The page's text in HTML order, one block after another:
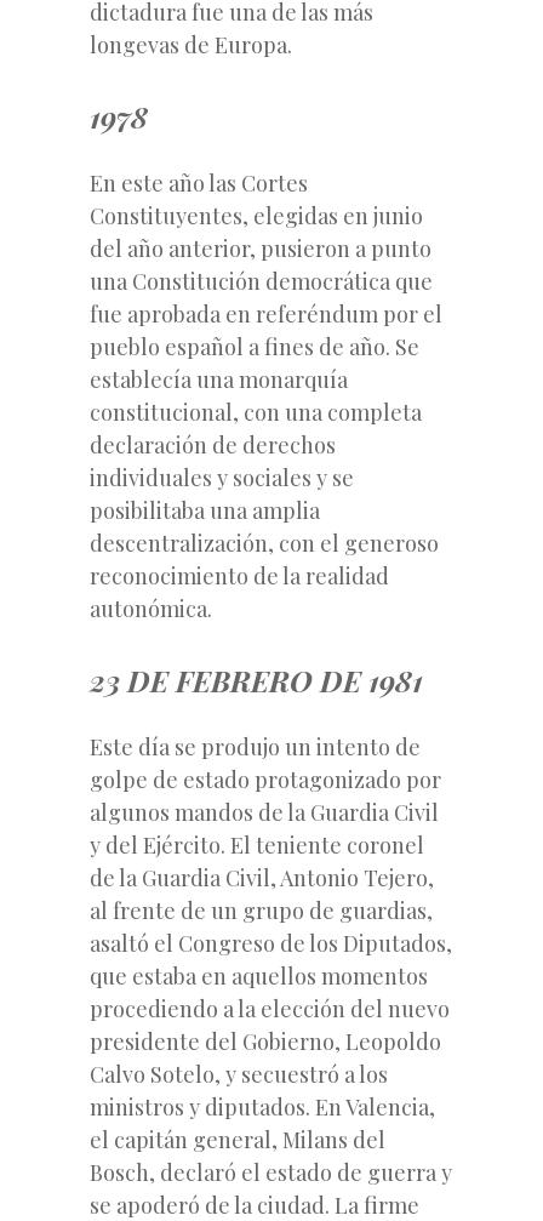
dictadura fue una de las más
longevas de Europa.
1978
En este año las Cortes
Constituyentes, elegidas en junio
del año anterior, pusieron a punto
una Constitución democrática que
fue aprobada en referéndum por el
pueblo español a fines de año. Se
establecía una monarquía
constitucional, con una completa
declaración de derechos
individuales y sociales y se
posibilitaba una amplia
descentralización, con el generoso
reconocimiento de la realidad
autonómica.
23 DE FEBRERO DE 1981
Este día se produjo un intento de
golpe de estado protagonizado por
algunos mandos de la Guardia Civil
y del Ejército. El teniente coronel
de la Guardia Civil, Antonio Tejero,
al frente de un grupo de guardias,
asaltó el Congreso de los Diputados,
que estaba en aquellos momentos
procediendo a la elección del nuevo
presidente del Gobierno, Leopoldo
Calvo Sotelo, y secuestró a los
ministros y diputados. En Valencia,
el capitán general, Milans del
Bosch, declaró el estado de guerra y
se apoderó de la ciudad. La firme